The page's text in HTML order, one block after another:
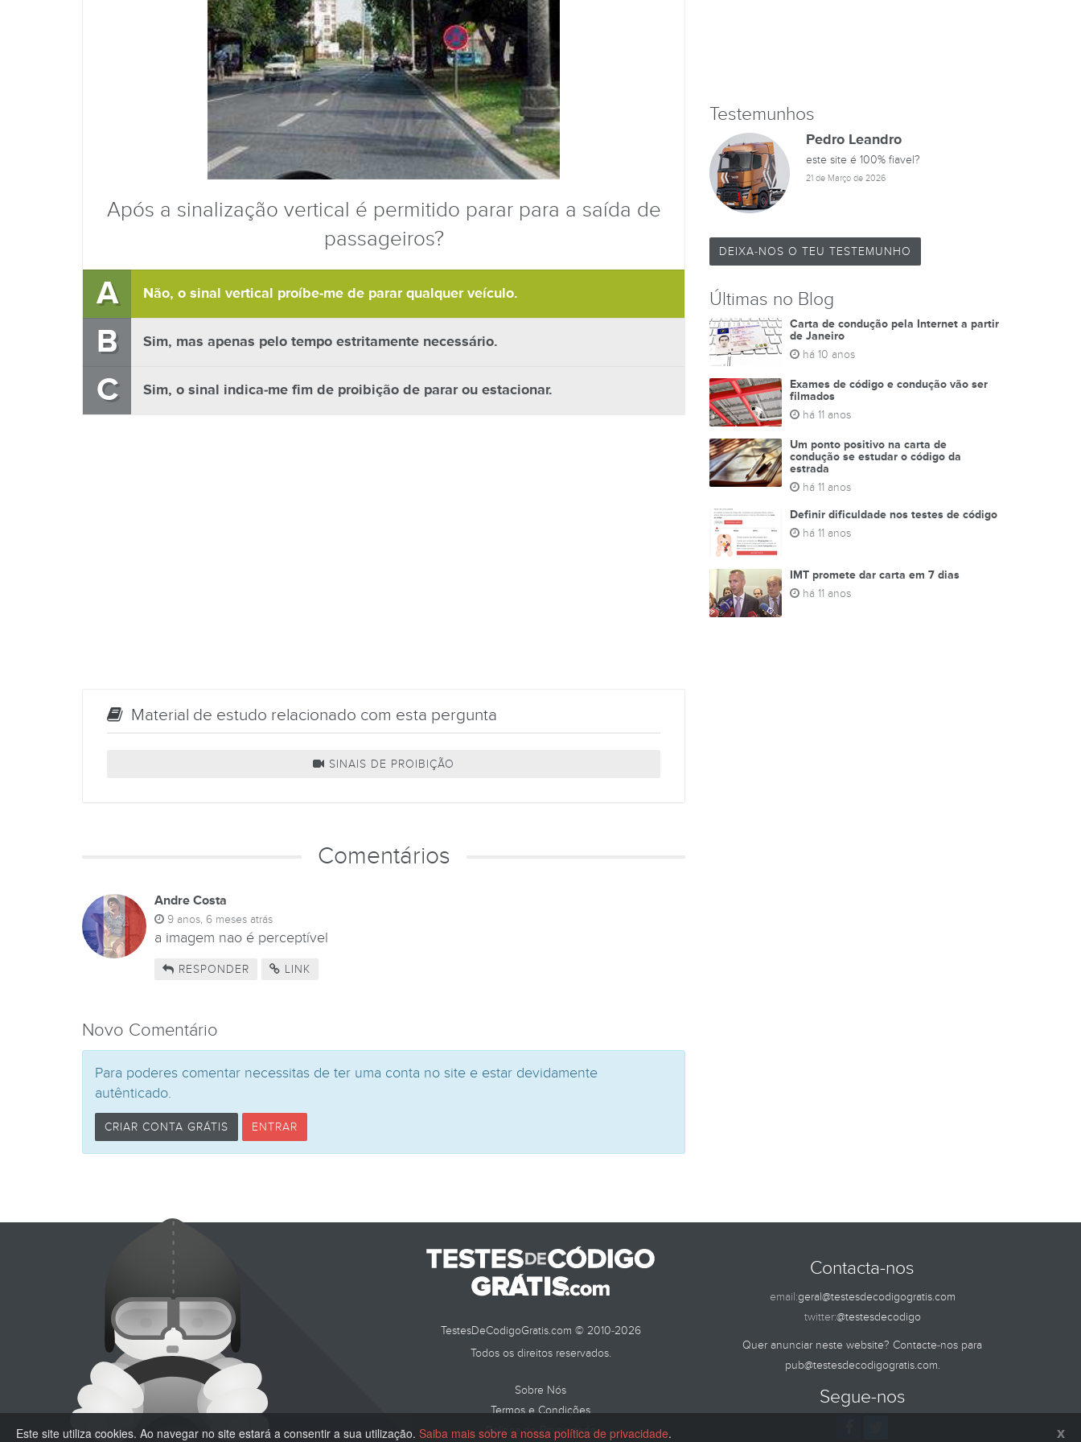
Após a sinalização vertical é permitido parar para a saída de
passageiros?
A Não, o sinal vertical proíbe-me de parar qualquer veículo.
B Sim, mas apenas pelo tempo estritamente necessário.
C Sim, o sinal indica-me fim de proibição de parar ou estacionar.
Material de estudo relacionado com esta pergunta
SINAIS DE PROIBIÇÃO
Comentários
Andre Costa
9 anos, 6 meses atrás
a imagem nao é perceptível
RESPONDER LINK
Novo Comentário
Para poderes comentar necessitas de ter uma conta no site e estar devidamente
autênticado.
CRIAR CONTA GRÁTIS ENTRAR
Testemunhos
Pedro Leandro
este site é 100% fiavel?
21 de Março de 2026
DEIXA-NOS O TEU TESTEMUNHO
Últimas no Blog
Carta de condução pela Internet a partir
de Janeiro
há 10 anos
Exames de código e condução vão ser
filmados
há 11 anos
Um ponto positivo na carta de
condução se estudar o código da
estrada
há 11 anos
Definir dificuldade nos testes de código
há 11 anos
IMT promete dar carta em 7 dias
há 11 anos
TestesDeCodigoGratis.com © 2010-2026
Todos os direitos reservados.
Sobre Nós
Termos e Condições
Política de Privacidade
Contacta-nos
email:geral@testesdecodigogratis.com
twitter:@testesdecodigo
Quer anunciar neste website? Contacte-nos para
pub@testesdecodigogratis.com.
Segue-nos
Este site utiliza cookies. Ao navegar no site estará a consentir a sua utilização. Saiba mais sobre a nossa política de privacidade. x